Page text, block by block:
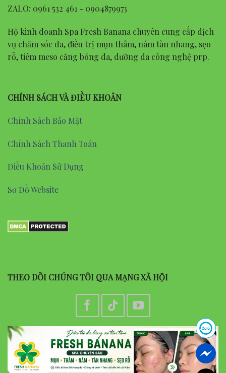
ZALO: 0961 532 461 - 0904879973
Hộ kinh doanh Spa Fresh Banana chuyên cung cấp dịch
vụ chăm sóc da, điều trị mụn thâm, nám tàn nhang, sẹo
rỗ, tiêm meso căng bóng da, dưỡng da công nghệ prp.
CHÍNH SÁCH VÀ ĐIỀU KHOẢN
Chính Sách Bảo Mật
Chính Sách Thanh Toán
Điều Khoản Sử Dụng
Sơ Đồ Website
THEO DÕI CHÚNG TÔI QUA MẠNG XÃ HỘI